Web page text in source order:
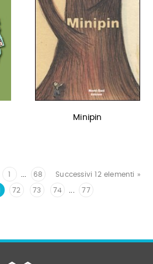
Minipin
Successivi 12 elementi »
1 68
72 73 74 77